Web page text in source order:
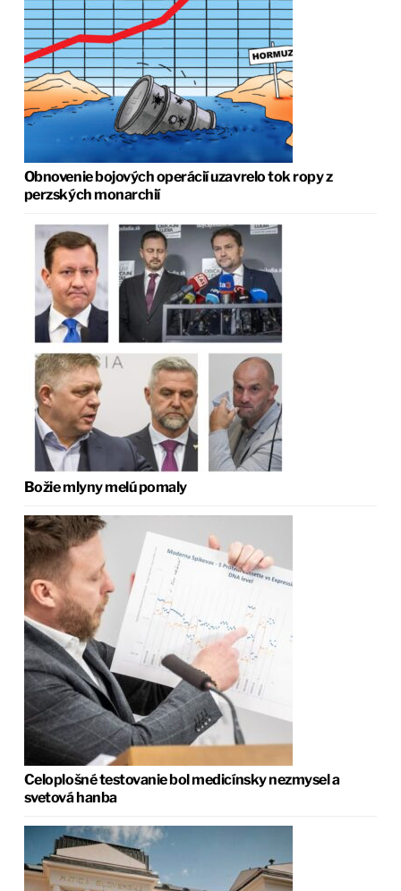
Obnovenie bojových operácií uzavrelo tok ropy z
perzských monarchií
Božie mlyny melú pomaly
Celoplošné testovanie bol medicínsky nezmysel a
svetová hanba